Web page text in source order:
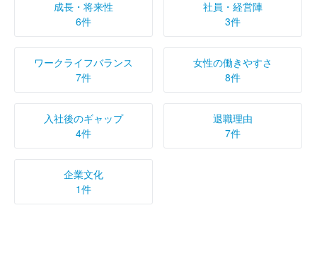
成長・将来性
6件
社員・経営陣
3件
ワークライフバランス
7件
女性の働きやすさ
8件
入社後のギャップ
4件
退職理由
7件
企業文化
1件